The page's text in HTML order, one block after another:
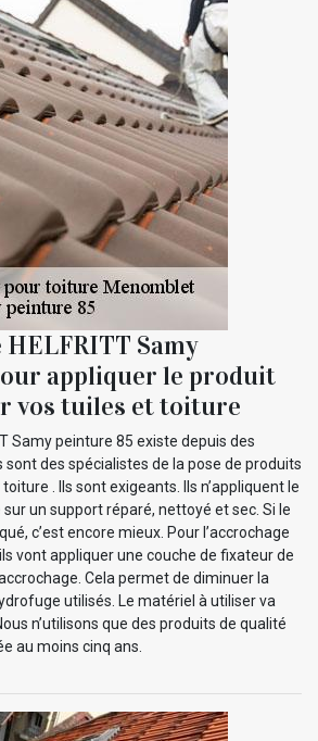
Samy
appliquer le produit
vos tuiles et toiture
Samy peinture 85 existe depuis des
sont des spécialistes de la pose de produits
. Ils sont exigeants. Ils n’appliquent le
un support réparé, nettoyé et sec. Si le
c’est encore mieux. Pour l’accrochage
vont appliquer une couche de fixateur de
Cela permet de diminuer la
utilisés. Le matériel à utiliser va
n’utilisons que des produits de qualité
au moins cinq ans.